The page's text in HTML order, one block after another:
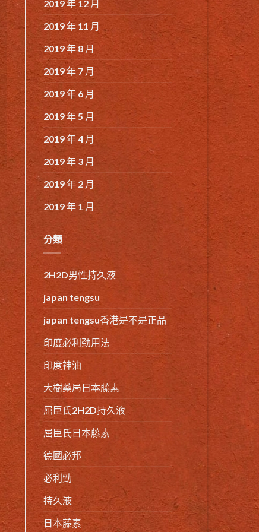
2019 年 12 月
2019 年 11 月
2019 年 8 月
2019 年 7 月
2019 年 6 月
2019 年 5 月
2019 年 4 月
2019 年 3 月
2019 年 2 月
2019 年 1 月
分類
2H2D男性持久液
japan tengsu
japan tengsu香港是不是正品
印度必利劲用法
印度神油
大樹藥局日本藤素
屈臣氏2H2D持久液
屈臣氏日本藤素
德國必邦
必利勁
持久液
日本藤素